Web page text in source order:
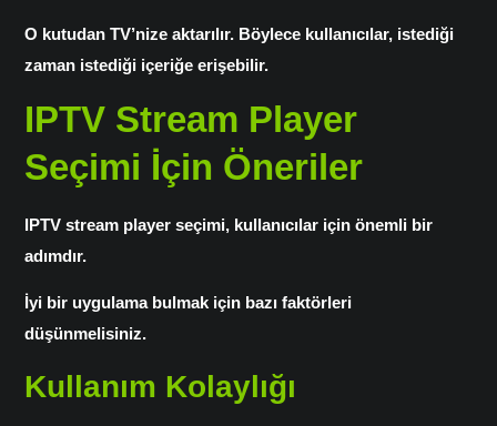
O kutudan TV’nize aktarılır. Böylece kullanıcılar, istediği
zaman istediği içeriğe erişebilir.
IPTV Stream Player
Seçimi İçin Öneriler
IPTV stream player seçimi, kullanıcılar için önemli bir
adımdır.
İyi bir uygulama bulmak için bazı faktörleri
düşünmelisiniz.
Kullanım Kolaylığı